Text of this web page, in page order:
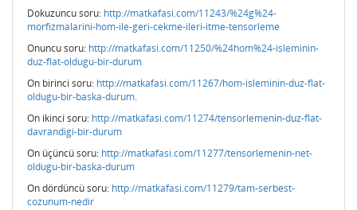
Dokuzuncu soru: http://matkafasi.com/11243/%24g%24-
morfizmalarini-hom-ile-geri-cekme-ileri-itme-tensorleme
Onuncu soru: http://matkafasi.com/11250/%24hom%24-isleminin-
duz-flat-oldugu-bir-durum
On birinci soru: http://matkafasi.com/11267/hom-isleminin-duz-flat-
oldugu-bir-baska-durum.
On ikinci soru: http://matkafasi.com/11274/tensorlemenin-duz-flat-
davrandigi-bir-durum
On üçüncü soru: http://matkafasi.com/11277/tensorlemenin-net-
oldugu-bir-baska-durum
On dördüncü soru: http://matkafasi.com/11279/tam-serbest-
cozunum-nedir